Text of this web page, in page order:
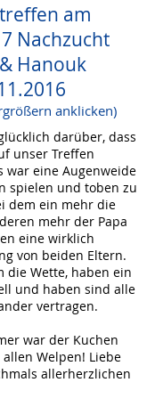
am
Nachzucht
Hanouk
anklicken)
darüber, dass
unser Treffen
war eine Augenweide
spielen und toben zu
dem ein mehr die
mehr der Papa
eine wirklich
von beiden Eltern.
die Wette, haben ein
und haben sind alle
vertragen.
war der Kuchen
Welpen! Liebe
allerherzlichen